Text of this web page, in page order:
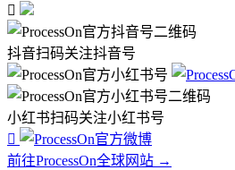

抖音扫码关注抖音号
小红书扫码关注小红书号

前往ProcessOn全球网站 →